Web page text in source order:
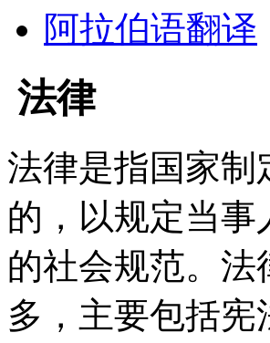
阿拉伯语翻译
法律
法律是指国家制
的，以规定当
的社会规范。
多，主要包括